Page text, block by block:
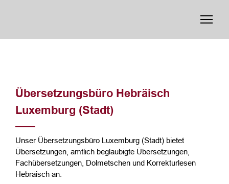
Übersetzungsbüro Hebräisch
Luxemburg (Stadt)
Unser Übersetzungsbüro Luxemburg (Stadt) bietet
Übersetzungen, amtlich beglaubigte Übersetzungen,
Fachübersetzungen, Dolmetschen und Korrekturlesen
Hebräisch an.